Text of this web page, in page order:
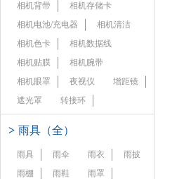
相机背带
相机存储卡
相机电池/充电器
相机清洁
相机色卡
相机数据线
相机贴膜
相机腕带
相机眼罩
夜视仪
增距镜
遮光罩
转接环
> 雨具（全）
雨具 雨伞 雨衣
雨披
雨棚
雨鞋 雨罩